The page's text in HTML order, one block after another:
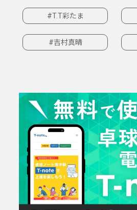
#T.T彩たま
#吉村真晴